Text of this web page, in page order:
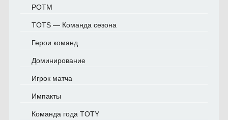
POTM
TOTS — Команда сезона
Герои команд
Доминирование
Игрок матча
Импакты
Команда года TOTY